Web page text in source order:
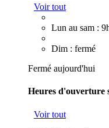
Voir tout
Lun au sam :
Dim : fermé
Fermé aujourd'hui
Heures d'ouverture
Voir tout